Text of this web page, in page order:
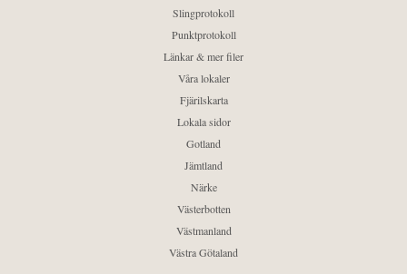
Slingprotokoll
Punktprotokoll
Länkar & mer filer
Våra lokaler
Fjärilskarta
Lokala sidor
Gotland
Jämtland
Närke
Västerbotten
Västmanland
Västra Götaland